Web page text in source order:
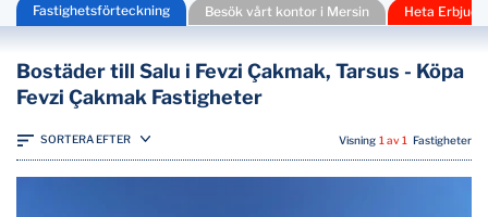
Fastighetsförteckning Besök vårt kontor i Mersin Heta
Bostäder till Salu i Fevzi Çakmak, Tarsus - Köpa
Fevzi Çakmak Fastigheter
SORTERA EFTER Visning 1 av 1 Fastigheter